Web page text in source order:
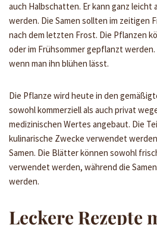
auch Halbschatten. Er kann ganz leicht
werden. Die Samen sollten im zeitigen
nach dem letzten Frost. Die Pflanzen
oder im Frühsommer gepflanzt
wenn man ihn blühen lässt.
Die Pflanze wird heute in den
sowohl kommerziell als auch privat
medizinischen Wertes angebaut. Die
kulinarische Zwecke verwendet
Samen. Die Blätter können sowohl
verwendet werden, während die
werden.
Leckere Rezepte